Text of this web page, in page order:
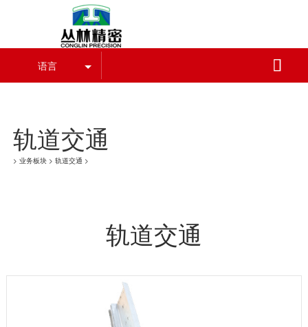
葡萄牙vs哥伦比亚,世界杯

语言
轨道交通
> 业务板块> 轨道交通 >
轨道交通